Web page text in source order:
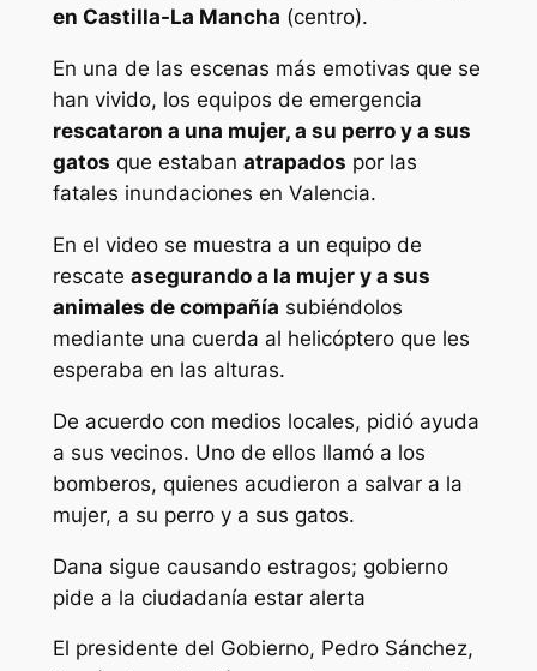
en Castilla-La Mancha (centro).
En una de las escenas más emotivas que se
han vivido, los equipos de emergencia
rescataron a una mujer, a su perro y a sus
gatos que estaban atrapados por las
fatales inundaciones en Valencia.
En el video se muestra a un equipo de
rescate asegurando a la mujer y a sus
animales de compañía subiéndolos
mediante una cuerda al helicóptero que les
esperaba en las alturas.
De acuerdo con medios locales, pidió ayuda
a sus vecinos. Uno de ellos llamó a los
bomberos, quienes acudieron a salvar a la
mujer, a su perro y a sus gatos.
Dana sigue causando estragos; gobierno
pide a la ciudadanía estar alerta
El presidente del Gobierno, Pedro Sánchez,